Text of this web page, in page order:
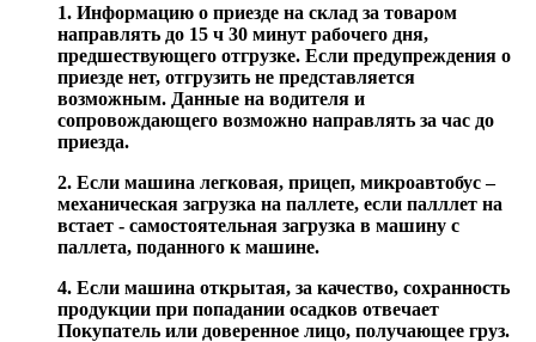
1. Информацию о приезде на склад за товаром
направлять до 15 ч 30 минут рабочего дня,
предшествующего отгрузке. Если предупреждения о
приезде нет, отгрузить не представляется
возможным. Данные на водителя и
сопровождающего возможно направлять за час до
приезда.
2. Если машина легковая, прицеп, микроавтобус –
механическая загрузка на паллете, если палллет на
встает - самостоятельная загрузка в машину с
паллета, поданного к машине.
4. Если машина открытая, за качество, сохранность
продукции при попадании осадков отвечает
Покупатель или доверенное лицо, получающее груз.